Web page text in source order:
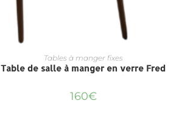
Tables à manger fixes
Table de salle à manger en verre Fred
160€